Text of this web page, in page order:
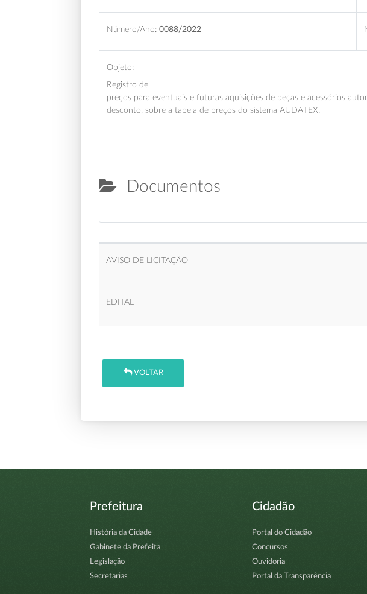
Número/Ano: 0088/2022
Objeto:
Registro de
preços para eventuais e futuras aquisições de peças e acessórios
desconto, sobre a tabela de preços do sistema AUDATEX.
Documentos
AVISO DE LICITAÇÃO
EDITAL
VOLTAR
Prefeitura
História da Cidade
Gabinete da Prefeita
Legislação
Secretarias
Cidadão
Portal do Cidadão
Concursos
Ouvidoria
Portal da Transparência